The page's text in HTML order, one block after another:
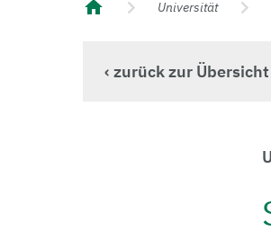
Universität Bayreuth – Deine
Universität
‹ zurück zur Übersicht